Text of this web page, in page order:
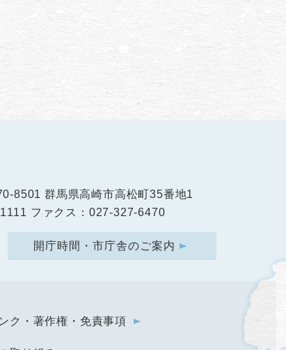
8501 群馬県高崎市高松町35番地1
ファクス：027-327-6470
開庁時間・市庁舎のご案内
ク・著作権・免責事項